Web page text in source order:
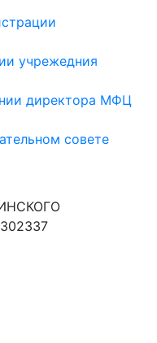
учрежедния
директора МФЦ
совете